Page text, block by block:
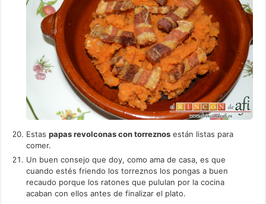
Estaspapas revolconas con torreznos están listas para
comer.
Un buen consejo que doy, como ama de casa, es que
cuando estés friendo los torreznos los pongas a buen
recaudo porque los ratones que pululan por la cocina
acaban con ellos antes de finalizar el plato.